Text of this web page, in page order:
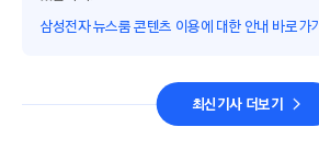
삼성전자 뉴스룸 콘텐츠 이용에 대한 안내 바로가기
최신기사 더보기